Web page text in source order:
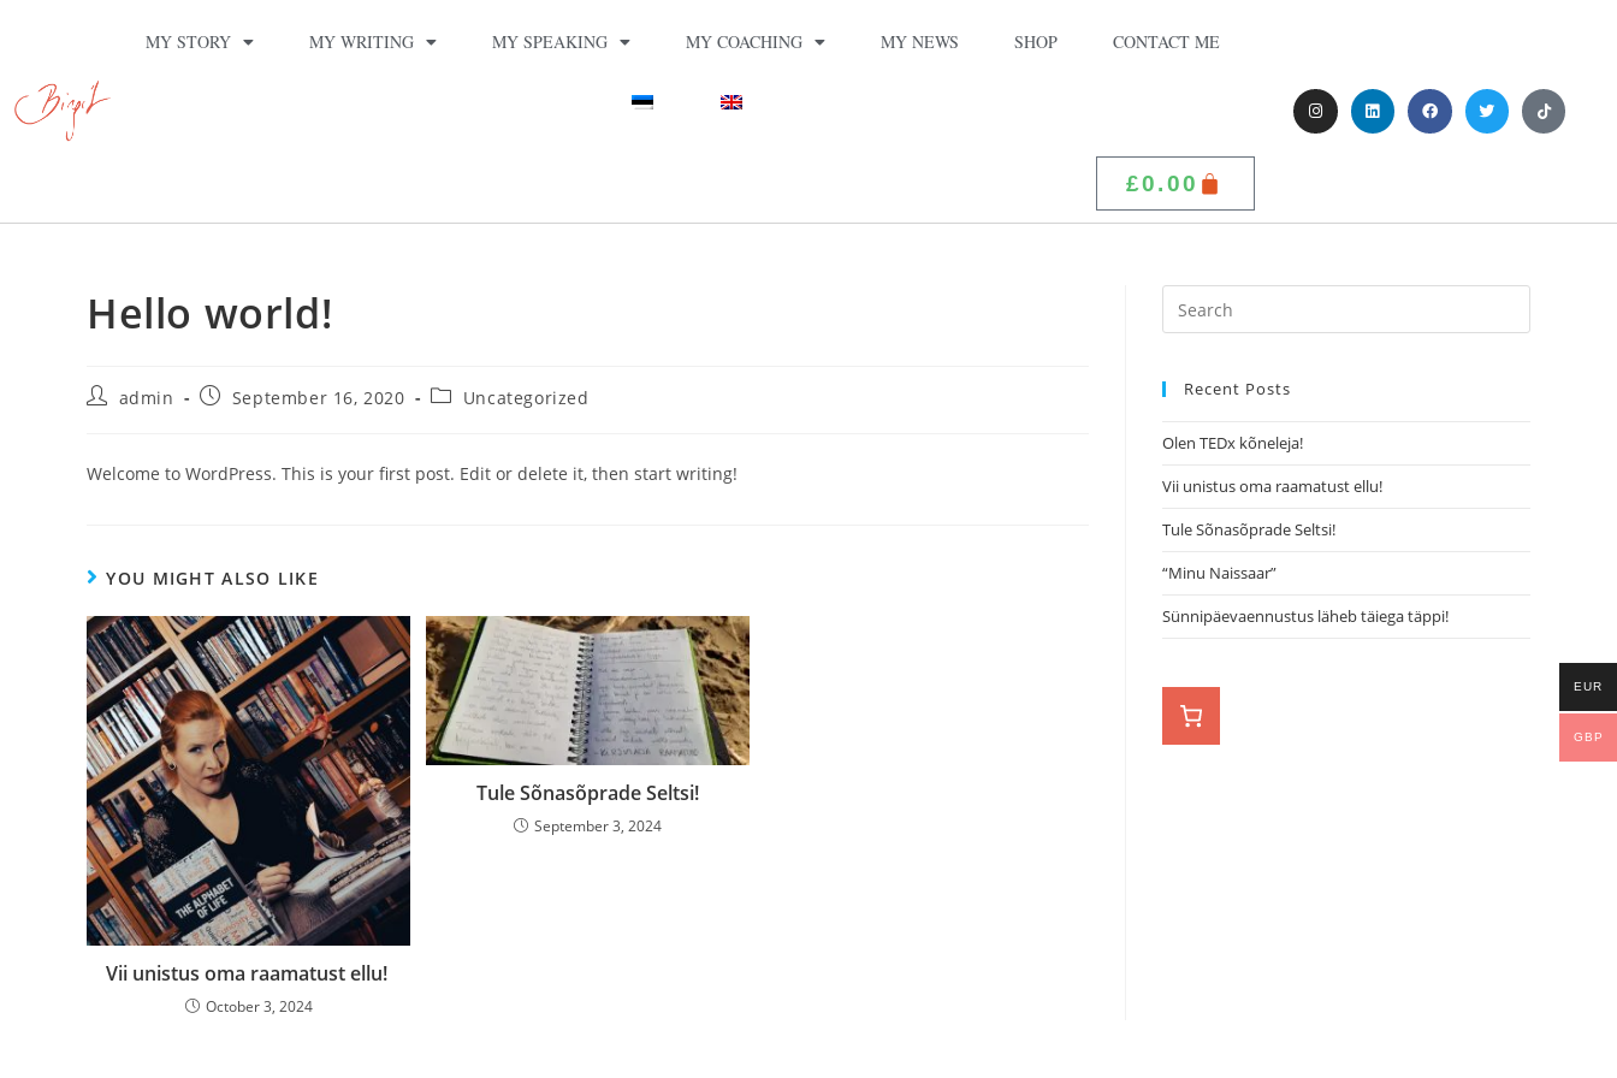
MY STORY MY WRITING MY SPEAKING MY COACHING MY NEWS SHOP CONTACT ME
£0.00
Hello world!
admin September 16, 2020 Uncategorized
Welcome to WordPress. This is your first post. Edit or delete it, then start writing!
YOU MIGHT ALSO LIKE
Vii unistus oma raamatust ellu!
October 3, 2024
Tule Sõnasõprade Seltsi!
September 3, 2024
Recent Posts
Olen TEDx kõneleja!
Vii unistus oma raamatust ellu!
Tule Sõnasõprade Seltsi!
“Minu Naissaar”
Sünnipäevaennustus läheb täiega täppi!
EUR
GBP